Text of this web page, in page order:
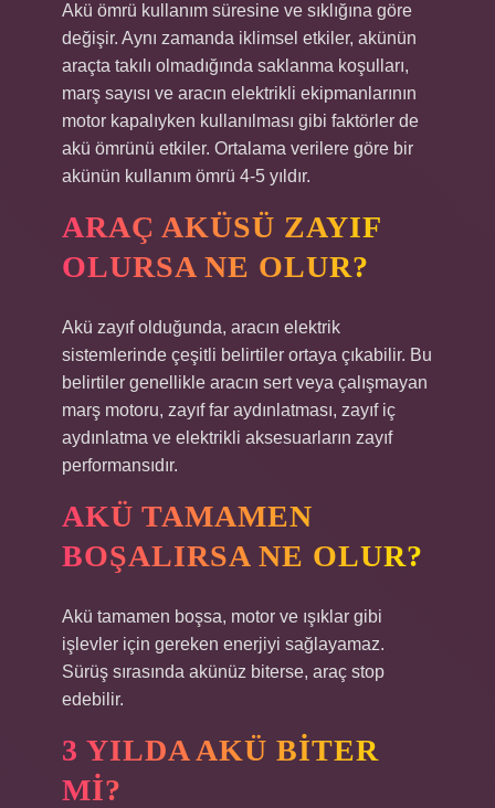
Akü ömrü kullanım süresine ve sıklığına göre
değişir. Aynı zamanda iklimsel etkiler, akünün
araçta takılı olmadığında saklanma koşulları,
marş sayısı ve aracın elektrikli ekipmanlarının
motor kapalıyken kullanılması gibi faktörler de
akü ömrünü etkiler. Ortalama verilere göre bir
akünün kullanım ömrü 4-5 yıldır.
ARAÇ AKÜSÜ ZAYIF
OLURSA NE OLUR?
Akü zayıf olduğunda, aracın elektrik
sistemlerinde çeşitli belirtiler ortaya çıkabilir. Bu
belirtiler genellikle aracın sert veya çalışmayan
marş motoru, zayıf far aydınlatması, zayıf iç
aydınlatma ve elektrikli aksesuarların zayıf
performansıdır.
AKÜ TAMAMEN
BOŞALIRSA NE OLUR?
Akü tamamen boşsa, motor ve ışıklar gibi
işlevler için gereken enerjiyi sağlayamaz.
Sürüş sırasında akünüz biterse, araç stop
edebilir.
3 YILDA AKÜ BITER
MI?